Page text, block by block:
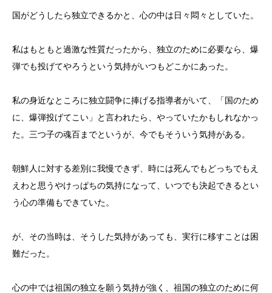
国がどうしたら独立できるかと、心の中は日々悶々としていた。
私はもともと過激な性質だったから、独立のために必要なら、爆
弾でも投げてやろうという気持がいつもどこかにあった。
私の身近なところに独立闘争に捧げる指導者がいて、「国のため
に、爆弾投げてこい」と言われたら、やっていたかもしれなかっ
た。三つ子の魂百までというが、今でもそういう気持がある。
朝鮮人に対する差別に我慢できず、時には死んでもどっちでもえ
えわと思うやけっぱちの気持になって、いつでも決起できるとい
う心の準備もできていた。
が、その当時は、そうした気持があっても、実行に移すことは困
難だった。
心の中では祖国の独立を願う気持が強く、祖国の独立のために何